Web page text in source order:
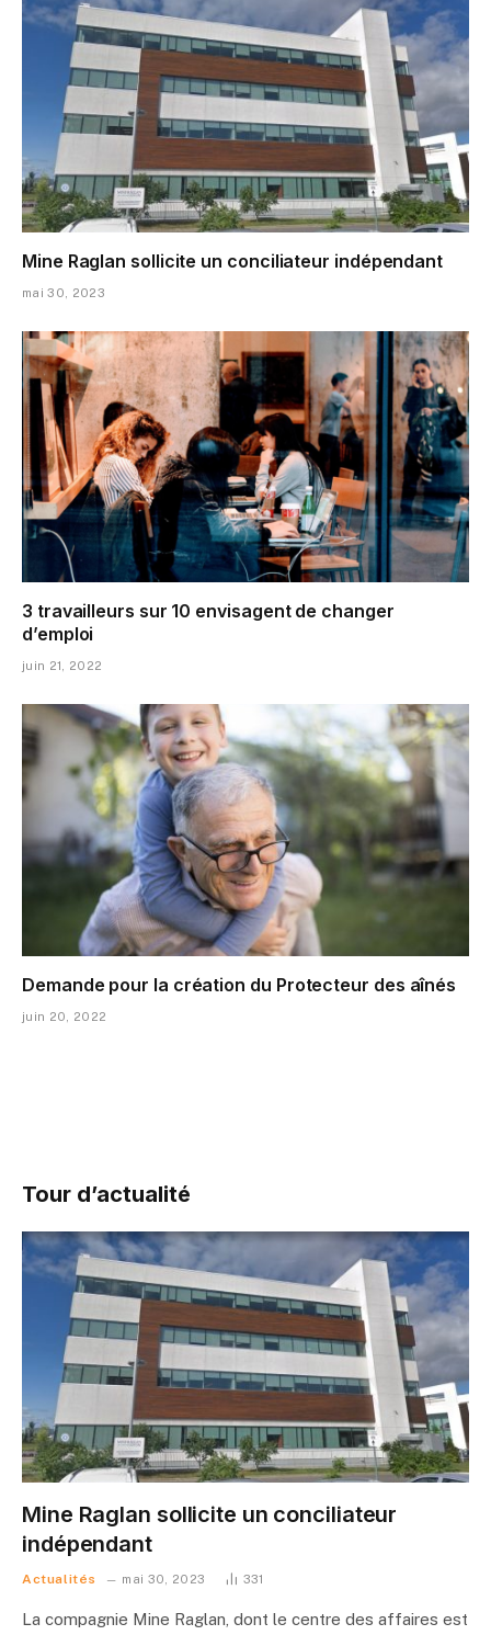
Mine Raglan sollicite un conciliateur indépendant
mai 30, 2023
3 travailleurs sur 10 envisagent de changer
d’emploi
juin 21, 2022
Demande pour la création du Protecteur des aînés
juin 20, 2022
Tour d’actualité
Mine Raglan sollicite un conciliateur
indépendant
Actualités mai 30, 2023 331
La compagnie Mine Raglan, dont le centre des affaires est